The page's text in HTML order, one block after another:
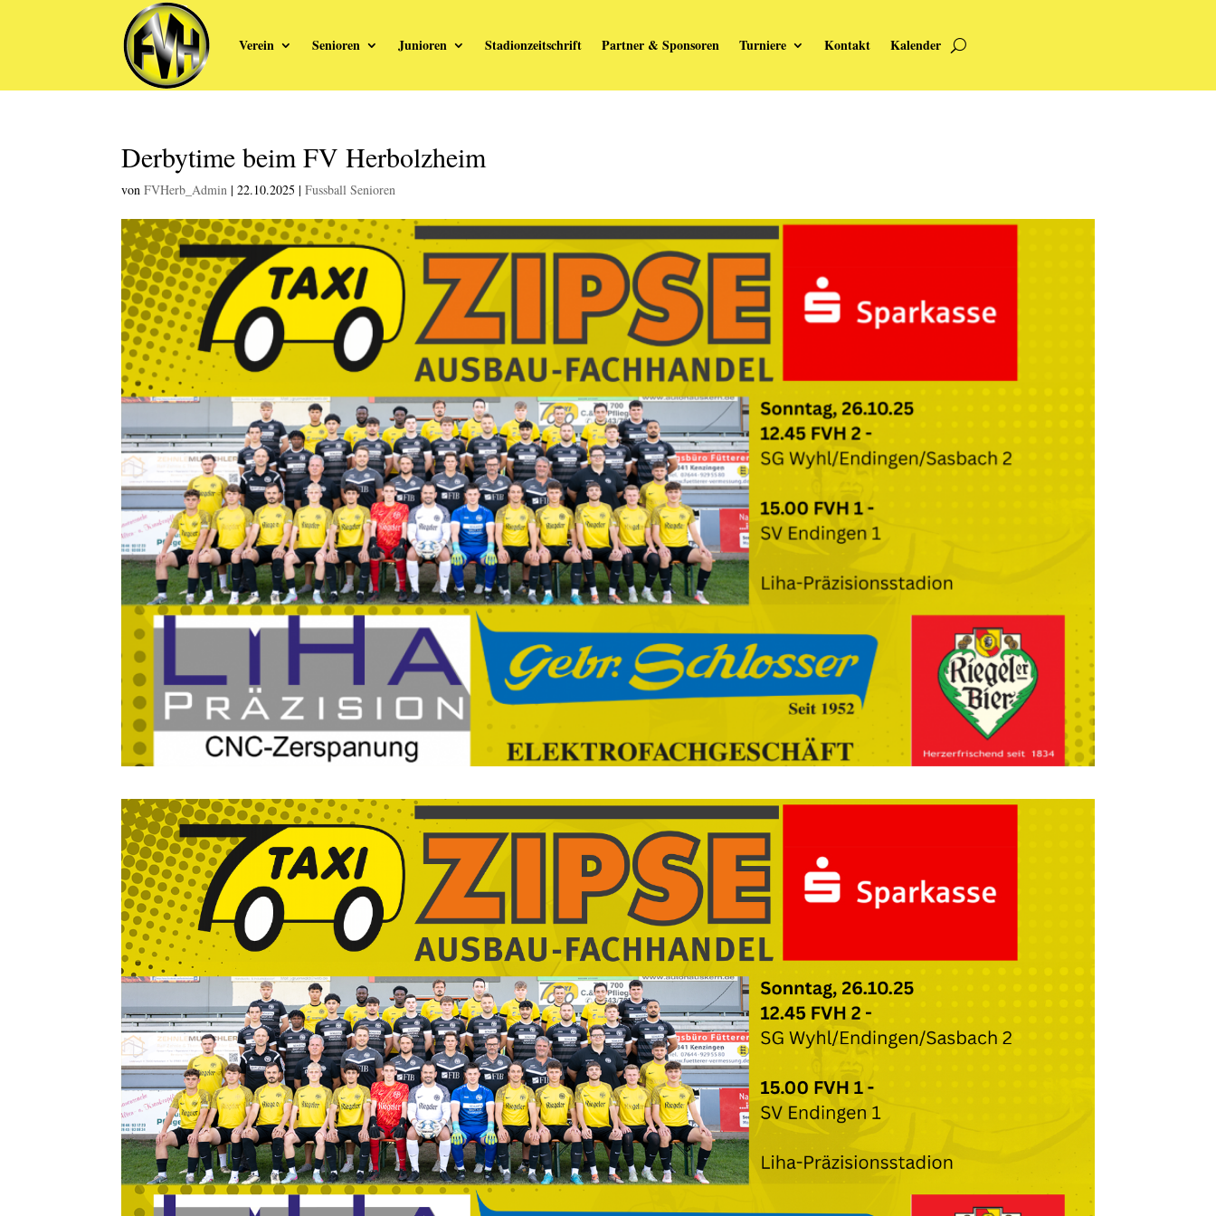
Verein Senioren Junioren Stadionzeitschrift Partner & Sponsoren Turniere Kontakt Kalender
Derbytime beim FV Herbolzheim
vonFVHerb_Admin |22.10.2025 |Fussball Senioren